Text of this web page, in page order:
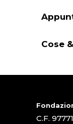
Cose
C.F.